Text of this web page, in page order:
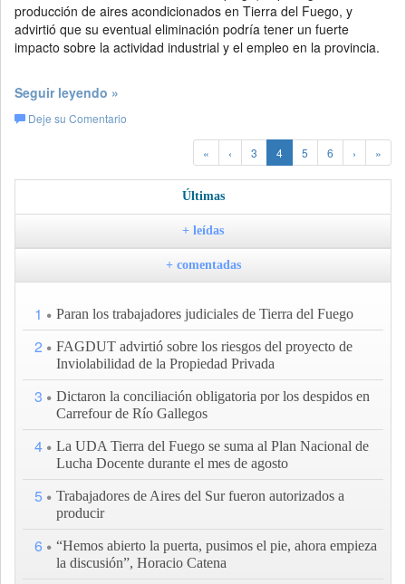
producción de aires acondicionados en Tierra del Fuego, y
advirtió que su eventual eliminación podría tener un fuerte
impacto sobre la actividad industrial y el empleo en la provincia.
Seguir leyendo »
Deje su Comentario
« ‹ 3 4 5 6 › »
Últimas
+ leídas
+ comentadas
1 Paran los trabajadores judiciales de Tierra del Fuego
2
FAGDUT advirtió sobre los riesgos del proyecto de
Inviolabilidad de la Propiedad Privada
3
Dictaron la conciliación obligatoria por los despidos en
Carrefour de Río Gallegos
4
La UDA Tierra del Fuego se suma al Plan Nacional de
Lucha Docente durante el mes de agosto
5
Trabajadores de Aires del Sur fueron autorizados a
producir
6
“Hemos abierto la puerta, pusimos el pie, ahora empieza
la discusión”, Horacio Catena